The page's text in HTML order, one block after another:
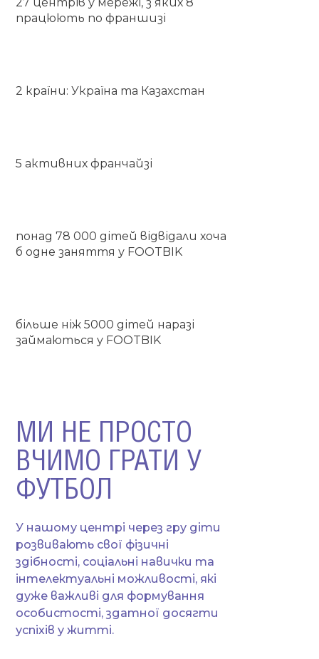
працюють по франшизі
2 країни: Україна та Казахстан
5 активних франчайзі
понад 78 000 дітей відвідали хоча
б одне заняття у FOOTBIK
більше ніж 5000 дітей наразі
займаються у FOOTBIK
МИ НЕ ПРОСТО
ВЧИМО ГРАТИ У
ФУТБОЛ
У нашому центрі через гру діти
розвивають свої фізичні
здібності, соціальні навички та
інтелектуальні можливості, які
дуже важливі для формування
особистості, здатної досягти
успіхів у житті.